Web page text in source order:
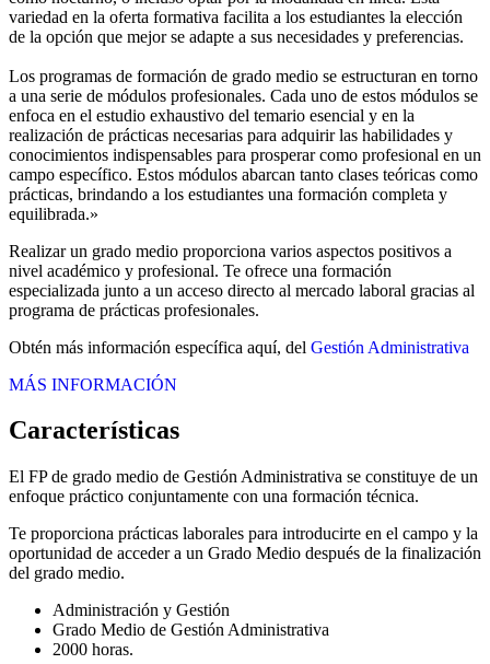
variedad en la oferta formativa facilita a los estudiantes la elección
de la opción que mejor se adapte a sus necesidades y preferencias.
Los programas de formación de grado medio se estructuran en torno
a una serie de módulos profesionales. Cada uno de estos módulos se
enfoca en el estudio exhaustivo del temario esencial y en la
realización de prácticas necesarias para adquirir las habilidades y
conocimientos indispensables para prosperar como profesional en un
campo específico. Estos módulos abarcan tanto clases teóricas como
prácticas, brindando a los estudiantes una formación completa y
equilibrada.»
Realizar un grado medio proporciona varios aspectos positivos a
nivel académico y profesional. Te ofrece una formación
especializada junto a un acceso directo al mercado laboral gracias al
programa de prácticas profesionales.
Obtén más información específica aquí, del Gestión Administrativa
MÁS INFORMACIÓN
Características
El FP de grado medio de Gestión Administrativa se constituye de un
enfoque práctico conjuntamente con una formación técnica.
Te proporciona prácticas laborales para introducirte en el campo y la
oportunidad de acceder a un Grado Medio después de la finalización
del grado medio.
Administración y Gestión
Grado Medio de Gestión Administrativa
2000 horas.